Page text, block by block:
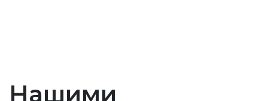
Нашими